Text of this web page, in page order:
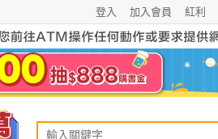
紅利
加入會員
登入